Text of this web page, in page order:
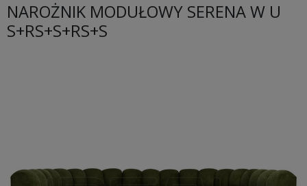
NAROŻNIK MODUŁOWY SERENA W U
S+RS+S+RS+S